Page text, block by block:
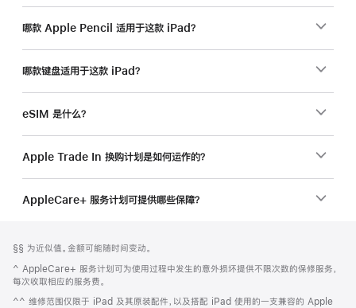
哪款 Apple Pencil 适用于这款 iPad？
哪款键盘适用于这款 iPad？
eSIM 是什么？
Apple Trade In 换购计划是如何运作的？
AppleCare+ 服务计划可提供哪些保障？
页
页
脚
注
脚
§§ 为近似值。金额可能随时间变动。
脚
注
^ AppleCare+ 服务计划可为使用过程中发生的意外损坏提供不限次数的保修服务，
每次收取相应的服务费。
脚
^^ 维修范围仅限于 iPad 及其原装配件，以及搭配 iPad 使用的一支兼容的 Apple